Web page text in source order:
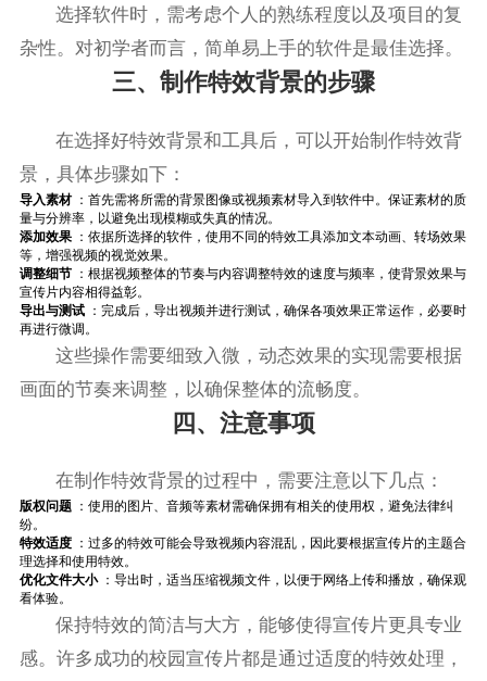
选择软件时，需考虑个人的熟练程度以及项目的复
杂性。对初学者而言，简单易上手的软件是最佳选择。
三、制作特效背景的步骤
在选择好特效背景和工具后，可以开始制作特效背
景，具体步骤如下：
导入素材 ：首先需将所需的背景图像或视频素材导入到软件中。保证素材的质
量与分辨率，以避免出现模糊或失真的情况。
添加效果 ：依据所选择的软件，使用不同的特效工具添加文本动画、转场效果
等，增强视频的视觉效果。
调整细节 ：根据视频整体的节奏与内容调整特效的速度与频率，使背景效果与
宣传片内容相得益彰。
导出与测试 ：完成后，导出视频并进行测试，确保各项效果正常运作，必要时
再进行微调。
这些操作需要细致入微，动态效果的实现需要根据
画面的节奏来调整，以确保整体的流畅度。
四、注意事项
在制作特效背景的过程中，需要注意以下几点：
版权问题 ：使用的图片、音频等素材需确保拥有相关的使用权，避免法律纠
纷。
特效适度 ：过多的特效可能会导致视频内容混乱，因此要根据宣传片的主题合
理选择和使用特效。
优化文件大小 ：导出时，适当压缩视频文件，以便于网络上传和播放，确保观
看体验。
保持特效的简洁与大方，能够使得宣传片更具专业
感。许多成功的校园宣传片都是通过适度的特效处理，